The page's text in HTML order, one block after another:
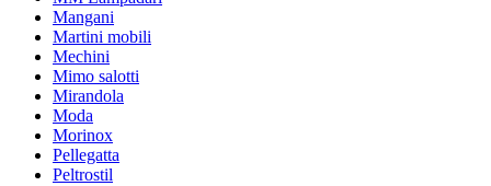
Mangani
Martini mobili
Mechini
Mimo salotti
Mirandola
Moda
Morinox
Pellegatta
Peltrostil